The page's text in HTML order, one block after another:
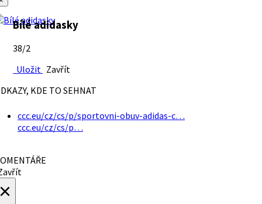
Bílé adidasky
38/2
Uložit Zavřít
KDE TO SEHNAT
ccc.eu/cz/cs/p/sportovni-obuv-adidas-c…
ccc.eu/cz/cs/p…